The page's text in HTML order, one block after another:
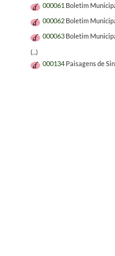
000061 Boletim
000062 Boletim
000063 Boletim
(...)
000134 Paisagens de